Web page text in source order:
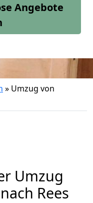
Angebote
» Umzug von
Umzug
Rees